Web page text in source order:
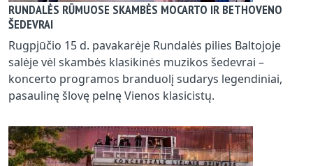
RUNDALĖS RŪMUOSE SKAMBĖS MOCARTO IR BETHOVENO
ŠEDEVRAI
Rugpjūčio 15 d. pavakarėje Rundalės pilies Baltojoje
salėje vėl skambės klasikinės muzikos šedevrai –
koncerto programos branduolį sudarys legendiniai,
pasaulinę šlovę pelnę Vienos klasicistų.